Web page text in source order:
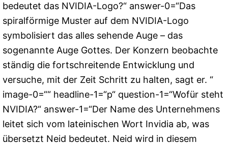
bedeutet das NVIDIA-Logo?“ answer-0=“Das
spiralförmige Muster auf dem NVIDIA-Logo
symbolisiert das alles sehende Auge – das
sogenannte Auge Gottes. Der Konzern beobachte
ständig die fortschreitende Entwicklung und
versuche, mit der Zeit Schritt zu halten, sagt er. “
image-0=““ headline-1=“p“ question-1=“Wofür steht
NVIDIA?“ answer-1=“Der Name des Unternehmens
leitet sich vom lateinischen Wort Invidia ab, was
übersetzt Neid bedeutet. Neid wird in diesem